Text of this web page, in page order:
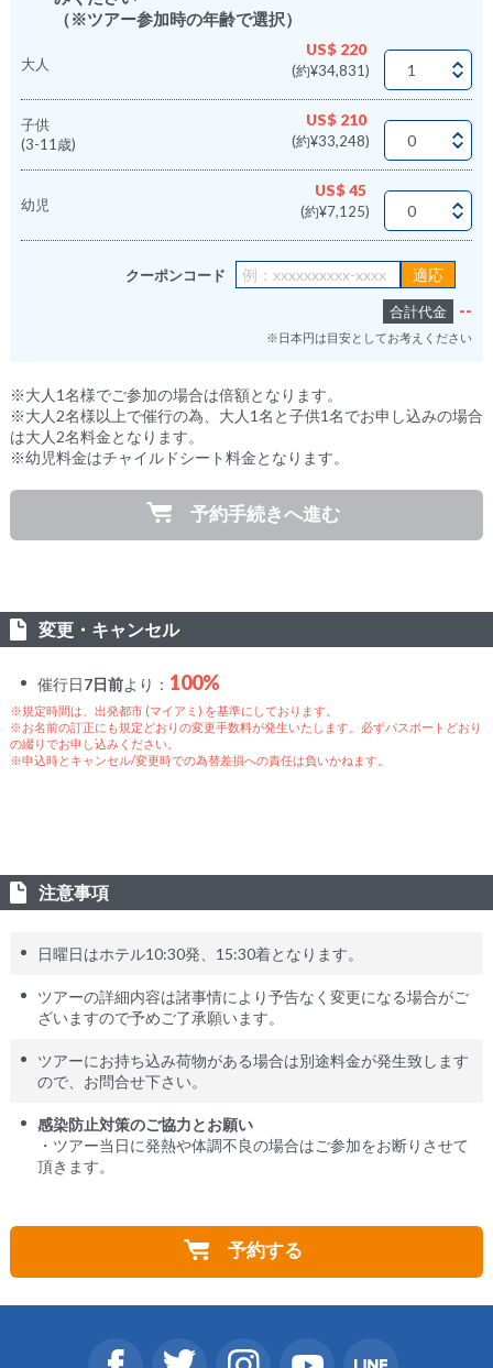
（※ツアー参加時の年齢で選択）
大人
US$ 220
(約¥34,831)
子供
(3-11歳)
US$ 210
(約¥33,248)
幼児
US$ 45
(約¥7,125)
クーポンコード
合計代金 --
※日本円は目安としてお考えください
※大人1名様でご参加の場合は倍額となります。
※大人2名様以上で催行の為、大人1名と子供1名でお申し込みの場合
は大人2名料金となります。
※幼児料金はチャイルドシート料金となります。
予約手続きへ進む
変更・キャンセル
催行日7日前より： 100%
※規定時間は、出発都市 (マイアミ) を基準にしております。
※お名前の訂正にも規定どおりの変更手数料が発生いたします。必ずパスポートどおり
の綴りでお申し込みください。
※申込時とキャンセル/変更時での為替差損への責任は負いかねます。
注意事項
日曜日はホテル10:30発、15:30着となります。
ツアーの詳細内容は諸事情により予告なく変更になる場合がご
ざいますので予めご了承願います。
ツアーにお持ち込み荷物がある場合は別途料金が発生致します
ので、お問合せ下さい。
感染防止対策のご協力とお願い
・ツアー当日に発熱や体調不良の場合はご参加をお断りさせて
頂きます。
予約する